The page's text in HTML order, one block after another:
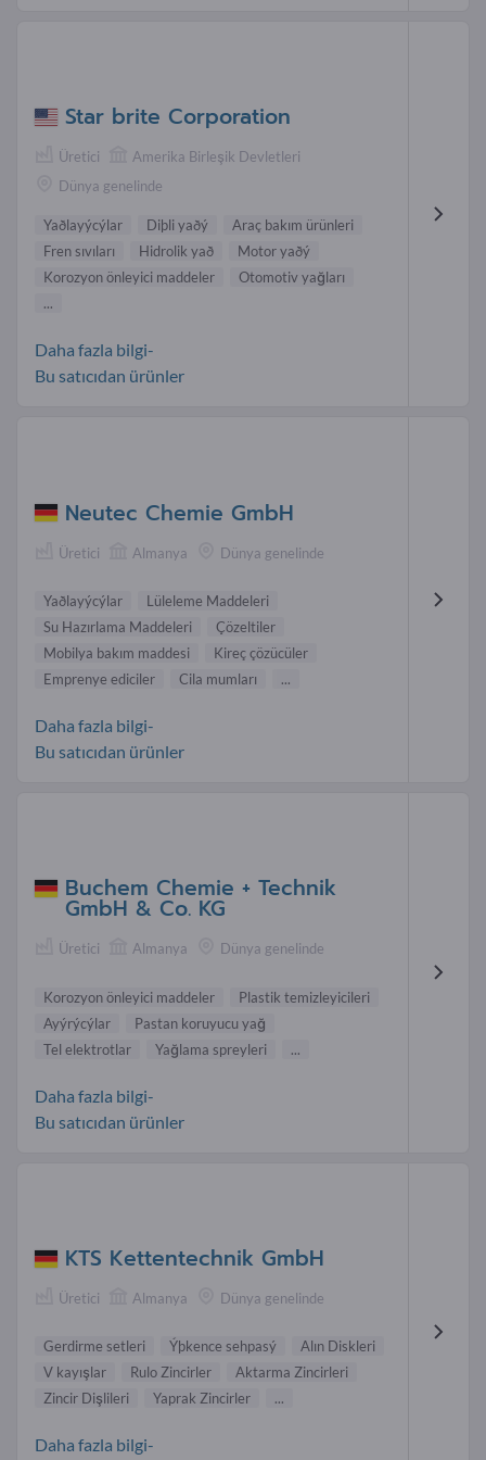
Star brite Corporation
Üretici
Amerika Birleşik Devletleri
Dünya genelinde
Yaðlayýcýlar Diþli yaðý
Araç bakım ürünleri
Fren sıvıları
Hidrolik yað
Motor yaðý
Korozyon önleyici maddeler
Otomotiv yağları
...
Daha fazla bilgi-
Bu satıcıdan ürünler
Neutec Chemie GmbH
Üretici Almanya Dünya genelinde
Yaðlayýcýlar
Lüleleme Maddeleri
Su Hazırlama Maddeleri
Çözeltiler
Mobilya bakım maddesi
Kireç çözücüler
Emprenye ediciler
Cila mumları ...
Daha fazla bilgi-
Bu satıcıdan ürünler
Buchem Chemie + Technik
GmbH & Co. KG
Üretici Almanya Dünya genelinde
Korozyon önleyici maddeler
Plastik temizleyicileri
Ayýrýcýlar
Pastan koruyucu yağ
Tel elektrotlar
Yağlama spreyleri ...
Daha fazla bilgi-
Bu satıcıdan ürünler
KTS Kettentechnik GmbH
Üretici Almanya Dünya genelinde
Gerdirme setleri Ýþkence sehpasý
Alın Diskleri
V kayışlar
Rulo Zincirler
Aktarma Zincirleri
Zincir Dişlileri
Yaprak Zincirler ...
Daha fazla bilgi-